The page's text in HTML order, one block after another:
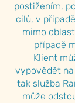
postižením,
cílů, v
mimo
případě
Klient
vypovědět
tak služba
může